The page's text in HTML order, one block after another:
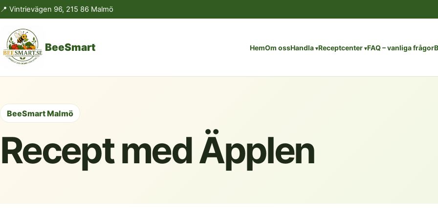
📍 Vintrievägen 96, 215 86 Malmö
BeeSmart HemOm ossHandla Receptcenter FAQ – vanliga frågor
BeeSmart Malmö
Recept med Äpplen